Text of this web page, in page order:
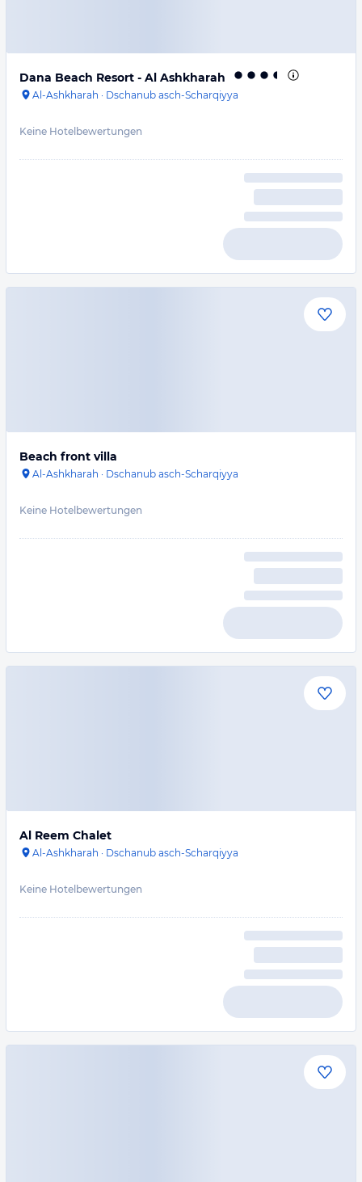
Dana Beach Resort - Al Ashkharah
Al-Ashkharah · Dschanub asch-Scharqiyya
Keine Hotelbewertungen
Beach front villa
Al-Ashkharah · Dschanub asch-Scharqiyya
Keine Hotelbewertungen
Al Reem Chalet
Al-Ashkharah · Dschanub asch-Scharqiyya
Keine Hotelbewertungen